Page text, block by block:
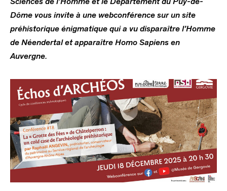
Sciences de l’Homme et le Département du Puy-de-
Dôme vous invite à une webconférence sur un site
préhistorique énigmatique qui a vu disparaître l’Homme
de Néendertal et apparaître Homo Sapiens en
Auvergne.